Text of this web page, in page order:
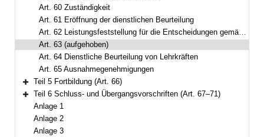
Art. 60 Zuständigkeit
Art. 61 Eröffnung der dienstlichen Beurteilung
Art. 62 Leistungsfeststellung für die Entscheidungen gemäß Art. 30 und 66 BayBesG; Öffnungsklausel für den nichtstaatlichen Bereich zu Art. 67 BayBesG
Art. 63 (aufgehoben)
Art. 64 Dienstliche Beurteilung von Lehrkräften
Art. 65 Ausnahmegenehmigungen
Bereich erweitern
Teil 5 Fortbildung (Art. 66)
Bereich erweitern
Teil 6 Schluss- und Übergangsvorschriften (Art. 67–71)
Anlage 1
Anlage 2
Anlage 3